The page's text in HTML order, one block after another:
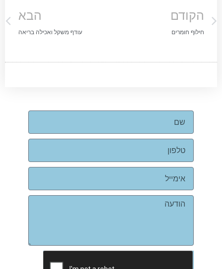
הקודם
חילוף חומרים
הבא
עודף משקל ואכילה בריאה